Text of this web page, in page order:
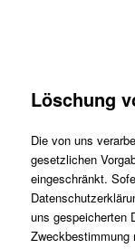
Löschung
Die von uns
gesetzlichen
eingeschränkt.
uns gespeicherten
Zweckbestimmung